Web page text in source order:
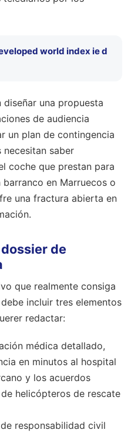
world index ie d
una propuesta
de audiencia
un plan de contingencia
saber
coche que prestan para
en Marruecos o
una fractura abierta en
de
que realmente consiga
incluir tres elementos
redactar:
médica detallado,
en minutos al hospital
y los acuerdos
helicópteros de rescate
responsabilidad civil